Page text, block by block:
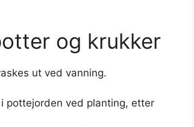
og krukker
ut ved vanning.
pottejorden ved planting, etter